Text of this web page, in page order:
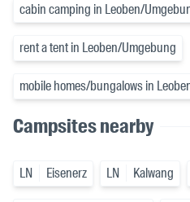
cabin camping in Leoben/
rent a tent in Leoben/Umgebung
mobile homes/bungalows in
Campsites nearby
LN Eisenerz LN Kalwang